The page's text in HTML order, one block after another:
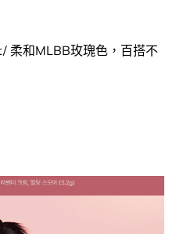
柔和MLBB玫瑰色，百搭不